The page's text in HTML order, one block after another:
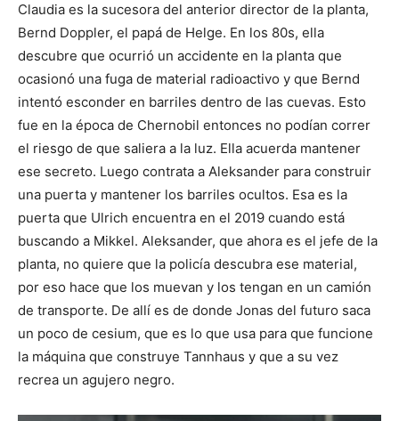
Claudia es la sucesora del anterior director de la planta,
Bernd Doppler, el papá de Helge. En los 80s, ella
descubre que ocurrió un accidente en la planta que
ocasionó una fuga de material radioactivo y que Bernd
intentó esconder en barriles dentro de las cuevas. Esto
fue en la época de Chernobil entonces no podían correr
el riesgo de que saliera a la luz. Ella acuerda mantener
ese secreto. Luego contrata a Aleksander para construir
una puerta y mantener los barriles ocultos. Esa es la
puerta que Ulrich encuentra en el 2019 cuando está
buscando a Mikkel. Aleksander, que ahora es el jefe de la
planta, no quiere que la policía descubra ese material,
por eso hace que los muevan y los tengan en un camión
de transporte. De allí es de donde Jonas del futuro saca
un poco de cesium, que es lo que usa para que funcione
la máquina que construye Tannhaus y que a su vez
recrea un agujero negro.